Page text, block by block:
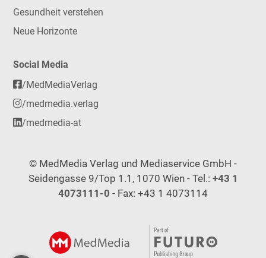
Gesundheit verstehen
Neue Horizonte
Social Media
/MedMediaVerlag
/medmedia.verlag
/medmedia-at
© MedMedia Verlag und Mediaservice GmbH -
Seidengasse 9/Top 1.1, 1070 Wien - Tel.: +43 1
4073111-0 - Fax: +43 1 4073114